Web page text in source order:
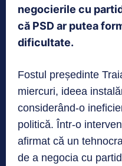
negocierile cu
că PSD ar putea
dificultate.
Fostul președinte
miercuri, ideea
considerând-o
politică. Într-o
afirmat că un
de a negocia cu